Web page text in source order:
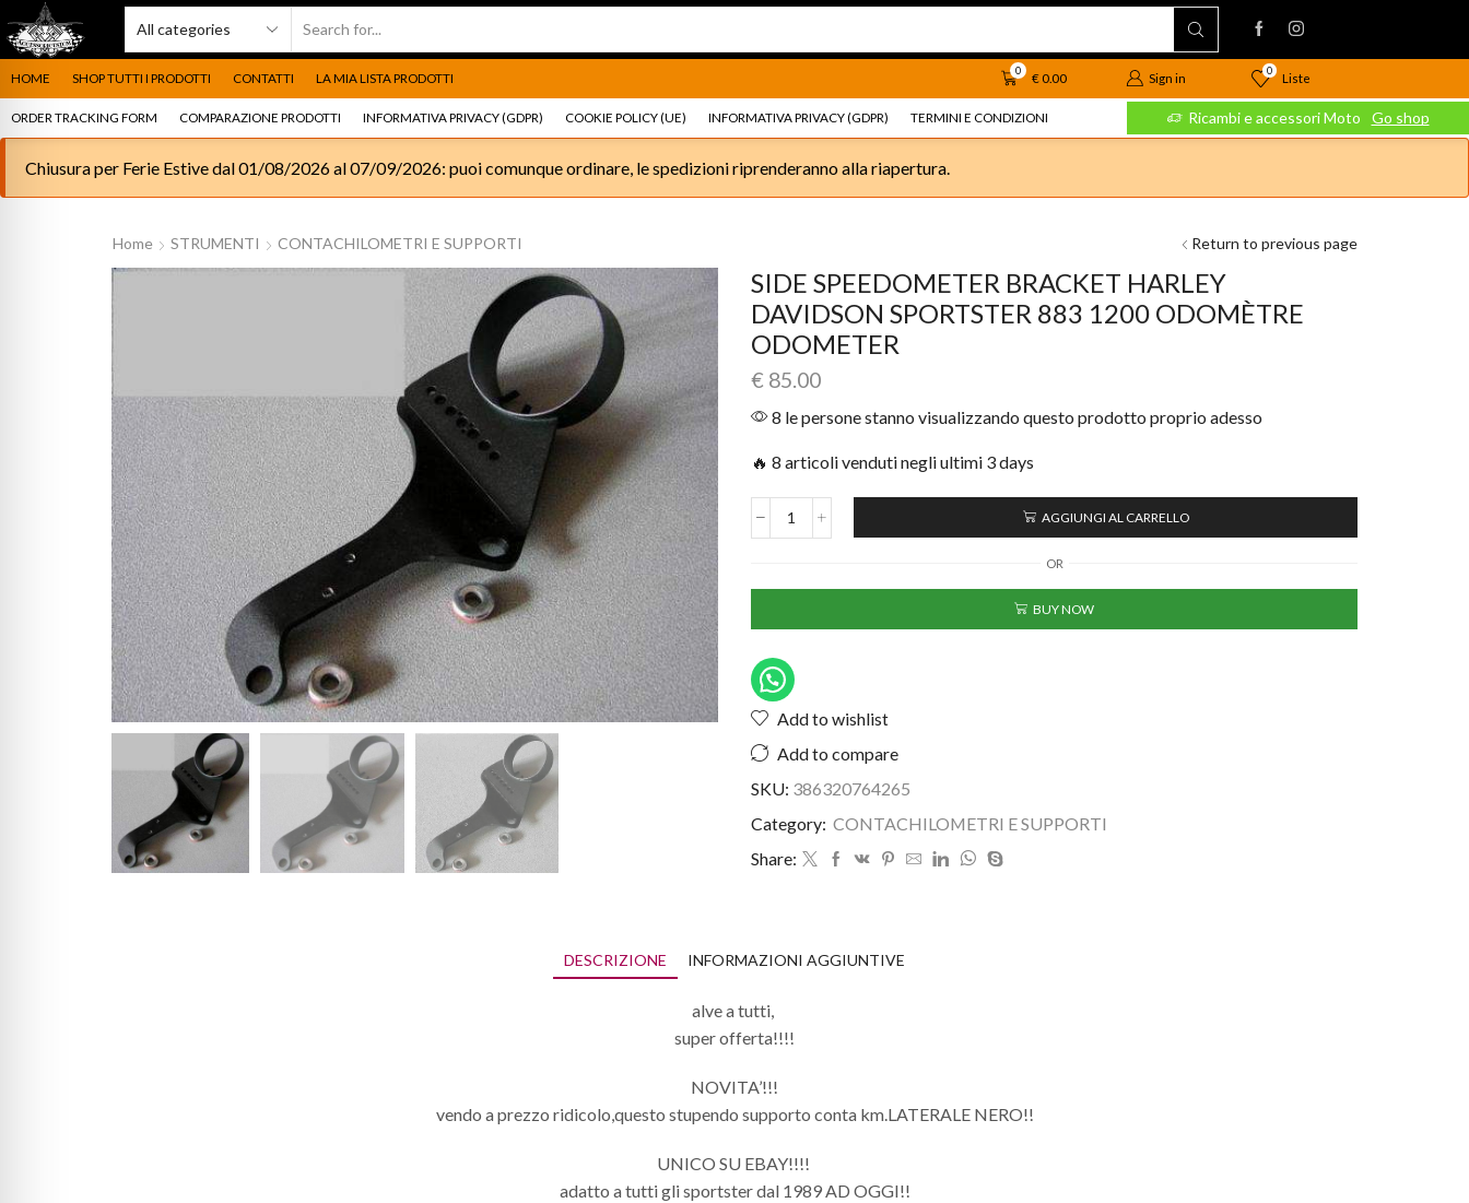
HOME SHOP TUTTI I PRODOTTI CONTATTI LA MIA LISTA PRODOTTI
0
€0.00 Sign in
0
Liste
ORDER TRACKING FORM COMPARAZIONE PRODOTTI INFORMATIVA PRIVACY (GDPR) COOKIE POLICY (UE) INFORMATIVA PRIVACY (GDPR) TERMINI E CONDIZIONI
Ricambi e accessori Moto Go shop Ricambi e accessori Moto Go shop Ricambi e accessori Moto Go shop
Chiusura per Ferie Estive dal 01/08/2026 al 07/09/2026: puoi comunque ordinare, le spedizioni riprenderanno alla riapertura.
Home STRUMENTI CONTACHILOMETRI E SUPPORTI Return to previous page
SIDE SPEEDOMETER BRACKET HARLEY
DAVIDSON SPORTSTER 883 1200 ODOMÈTRE
ODOMETER
€ 85.00
8 le persone stanno visualizzando questo prodotto proprio adesso
🔥 8 articoli venduti negli ultimi 3 days
AGGIUNGI AL CARRELLO
OR
BUY NOW
Add to wishlist
Add to compare
SKU: 386320764265
Category: CONTACHILOMETRI E SUPPORTI
Share:
DESCRIZIONE INFORMAZIONI AGGIUNTIVE
alve a tutti,
super offerta!!!!
NOVITA’!!!
vendo a prezzo ridicolo,questo stupendo supporto conta km.LATERALE NERO!!
UNICO SU EBAY!!!!
adatto a tutti gli sportster dal 1989 AD OGGI!!